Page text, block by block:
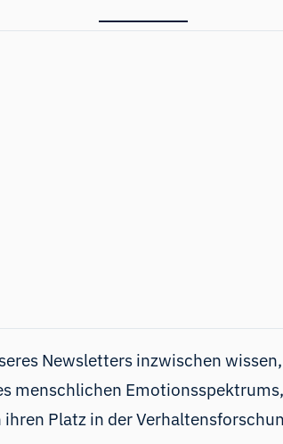
Newsletters inzwischen
menschlichen
Platz in der